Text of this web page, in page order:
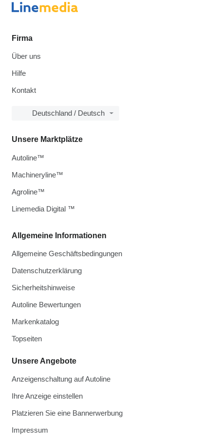
Firma
Über uns
Hilfe
Kontakt
Deutschland / Deutsch
Allgemeine Informationen
Allgemeine Geschäftsbedingungen
Datenschutzerklärung
Sicherheitshinweise
Autoline Bewertungen
Markenkatalog
Topseiten
Unsere Angebote
Anzeigenschaltung auf Autoline
Ihre Anzeige einstellen
Platzieren Sie eine Bannerwerbung
Impressum
Unsere Marktplätze
Autoline™
Machineryline™
Agroline™
Linemedia Digital ™